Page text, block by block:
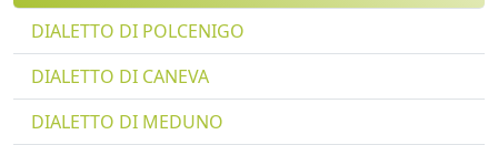
DIALETTO DI POLCENIGO
DIALETTO DI CANEVA
DIALETTO DI MEDUNO